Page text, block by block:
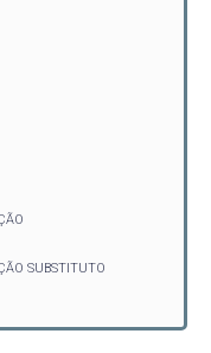
SUBSTITUTO